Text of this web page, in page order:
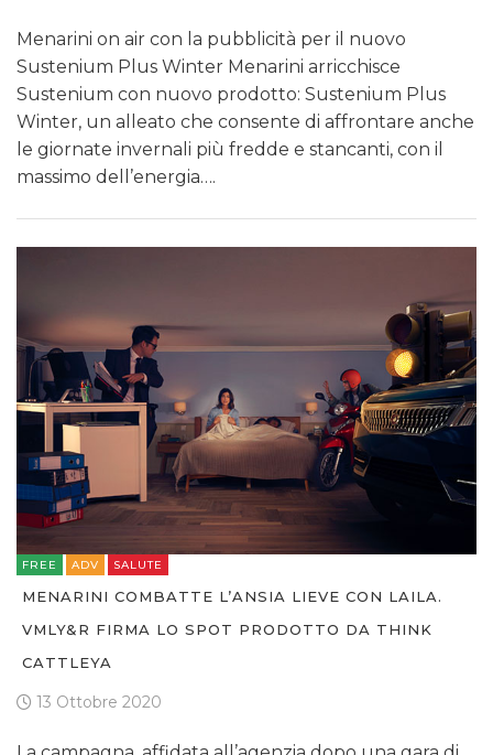
Menarini on air con la pubblicità per il nuovo
Sustenium Plus Winter Menarini arricchisce
Sustenium con nuovo prodotto: Sustenium Plus
Winter, un alleato che consente di affrontare anche
le giornate invernali più fredde e stancanti, con il
massimo dell’energia….
FREE ADV SALUTE
MENARINI COMBATTE L’ANSIA LIEVE CON LAILA.
VMLY&R FIRMA LO SPOT PRODOTTO DA THINK
CATTLEYA
13 Ottobre 2020